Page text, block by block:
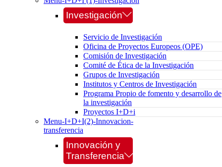
Investigación
Servicio de Investigación
Oficina de Proyectos Europeos (OPE)
Comisión de Investigación
Comité de Ética de la Investigación
Grupos de Investigación
Institutos y Centros de Investigación
Programa Propio de fomento y desarrollo de
la investigación
Proyectos I+D+i
Menu-I+D+I(2)-Innovacion-
transferencia
Innovación y
Transferencia